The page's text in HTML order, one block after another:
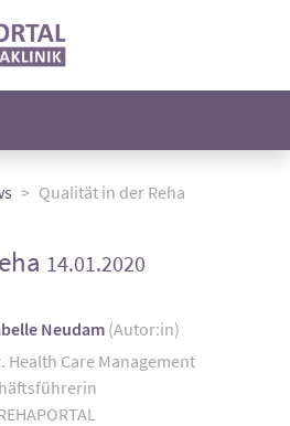
Qualität in der Reha
14.01.2020
Neudam (Autor:in)
Health Care Management